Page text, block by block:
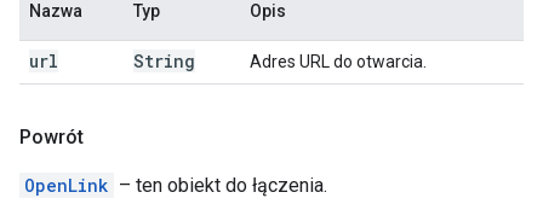
Nazwa Typ Opis
url String Adres URL do otwarcia.
Powrót
OpenLink – ten obiekt do łączenia.